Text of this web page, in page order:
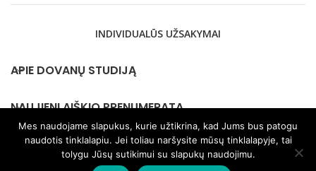
INDIVIDUALŪS UŽSAKYMAI
APIE DOVANŲ STUDIJĄ
NAUJIENLAIŠKIO PRENUMERATA
KONTAKTAI
Mes naudojame slapukus, kurie užtikrina, kad Jums bus patogu
naudotis tinklalapiu. Jei toliau naršysite mūsų tinklalapyje, tai
tolygu Jūsų sutikimui su slapukų naudojimu.